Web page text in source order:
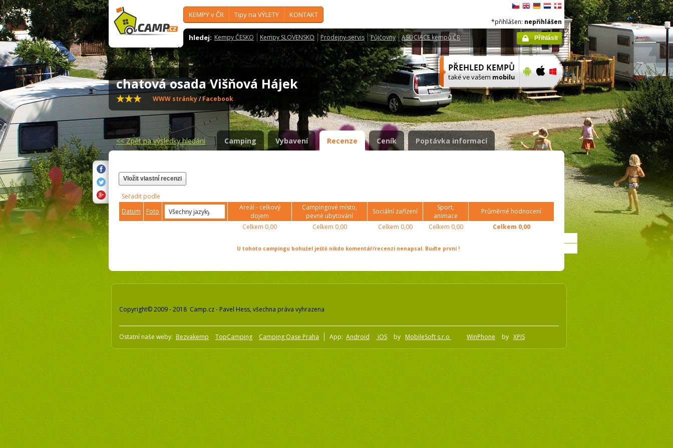
KEMPY v ČR Tipy na VÝLETY KONTAKT
hledej: Kempy ČESKO Kempy SLOVENSKO Prodejny-servis Půjčovny ASOCIACE kempů ČR
*přihlášen: nepřihlášen
Přihlásit
chatová osada Višňová Hájek
WWW stránky/Facebook
<<Zpět na výsledky hledání Camping Vybavení Recenze Ceník Poptávka informací
Vložit vlastní recenzi
Seřadit podle
Datum
Foto
Areál - celkový
dojem
Campingové místo,
pevné ubytování
Sociální zařízení
Sport,
animace
Průměrné hodnocení
Celkem 0,00 Celkem 0,00 Celkem 0,00 Celkem 0,00 Celkem 0,00
U tohoto campingu bohužel ještě nikdo komentář/recenzi nenapsal. Buďte první !
Copyright© 2009 - 2018 Camp.cz - Pavel Hess, všechna práva vyhrazena
Ostatní naše weby: Bezvakemp TopCamping Camping Oase Praha App: Android iOS by MobileSoft s.r.o WinPhone by XPIS